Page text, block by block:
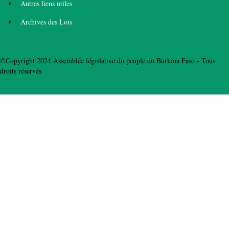
Autres liens utiles
Archives des Lois
©Copyright 2024 Assemblée législative du peuple du Burkina Faso - Tous
droits réservés